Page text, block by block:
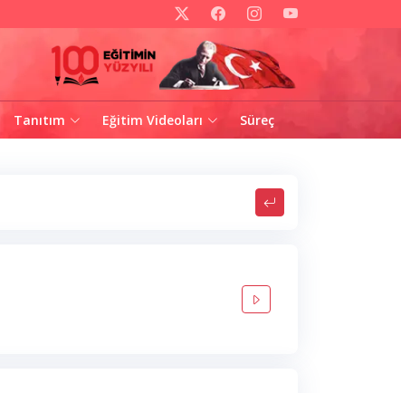
Tanıtım Eğitim Videoları Süreç